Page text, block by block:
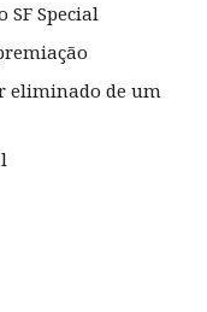
Special
eliminado de um